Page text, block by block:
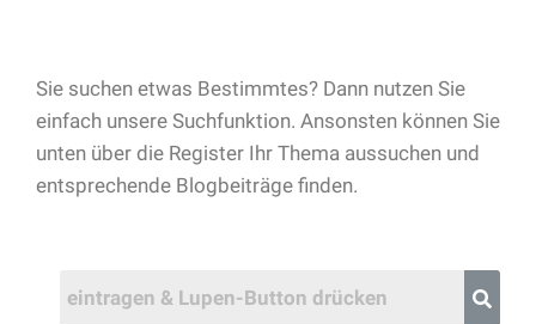
Sie suchen etwas Bestimmtes? Dann nutzen Sie
einfach unsere Suchfunktion. Ansonsten können Sie
unten über die Register Ihr Thema aussuchen und
entsprechende Blogbeiträge finden.